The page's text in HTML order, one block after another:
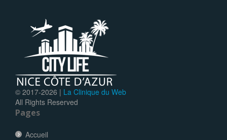
© 2017-2026 | La Clinique du Web
All Rights Reserved
Pages
Accueil